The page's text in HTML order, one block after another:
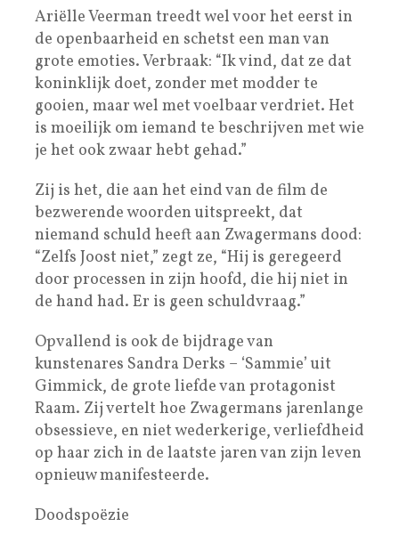
Ariëlle Veerman treedt wel voor het eerst in
de openbaarheid en schetst een man van
grote emoties. Verbraak: “Ik vind, dat ze dat
koninklijk doet, zonder met modder te
gooien, maar wel met voelbaar verdriet. Het
is moeilijk om iemand te beschrijven met wie
je het ook zwaar hebt gehad.”
Zij is het, die aan het eind van de film de
bezwerende woorden uitspreekt, dat
niemand schuld heeft aan Zwagermans dood:
“Zelfs Joost niet,” zegt ze, “Hij is geregeerd
door processen in zijn hoofd, die hij niet in
de hand had. Er is geen schuldvraag.”
Opvallend is ook de bijdrage van
kunstenares Sandra Derks – ‘Sammie’ uit
Gimmick, de grote liefde van protagonist
Raam. Zij vertelt hoe Zwagermans jarenlange
obsessieve, en niet wederkerige, verliefdheid
op haar zich in de laatste jaren van zijn leven
opnieuw manifesteerde.
Doodspoëzie